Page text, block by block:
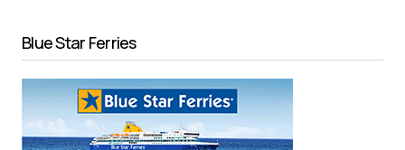
Blue Star Ferries